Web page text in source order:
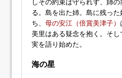
る。島を出た姉。島に残っ
ち、 母の安江（倍賞美津子）
美里はある疑念を抱く。そ
実を語り始めた。
海の星